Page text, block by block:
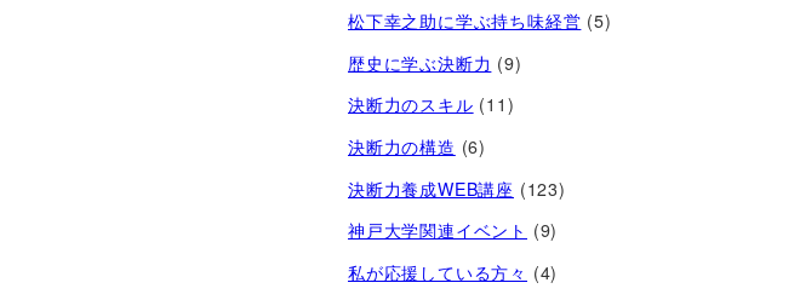
松下幸之助に学ぶ持ち味経営 (5)
歴史に学ぶ決断力 (9)
決断力のスキル (11)
決断力の構造 (6)
決断力養成WEB講座 (123)
神戸大学関連イベント (9)
私が応援している方々 (4)